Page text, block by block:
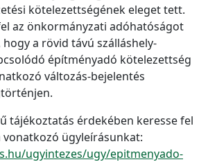
kötelezettségének eleget tett.
az önkormányzati adóhatóságot
a rövid távú szálláshely-
építményadó kötelezettség
változás-bejelentés
tájékoztatás érdekében keresse fel
ügyleírásunkat:
ugyintezes/ugy/epitmenyado-